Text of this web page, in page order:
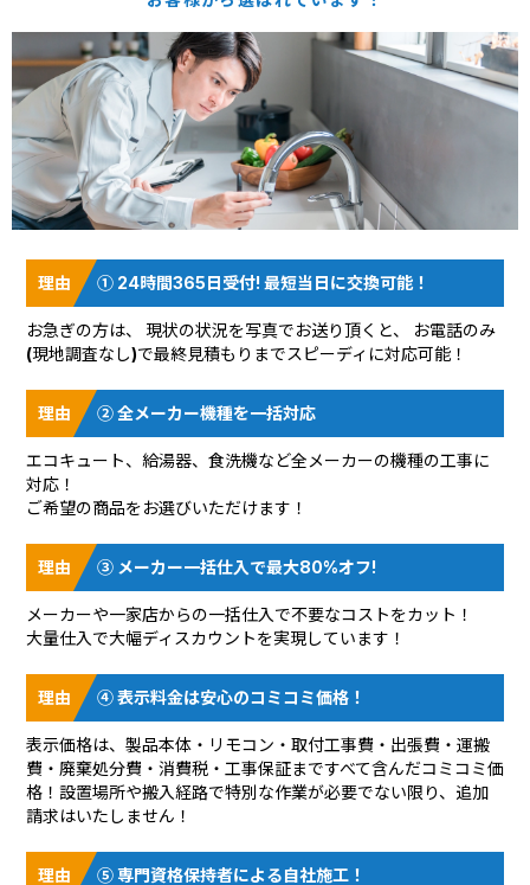
① 24時間365日受付! 最短当日に交換可能！
お急ぎの方は、 現状の状況を写真でお送り頂く と、 お電話のみ
(現地調査なし)で最終見積もりまでスピーディに対応可能！
② 全メーカー機種を一括対応
エコキュート、給湯器、食洗機など全メーカーの機種の工事に
対応！
ご希望の商品をお選びいただけます！
③ メーカー一括仕入で最大80%オフ!
メーカーや一家店からの一括仕入で不要なコストをカット！
大量仕入で大幅ディスカウントを実現しています！
④ 表示料金は安心のコミコミ価格！
表示価格は、製品本体・リモコン・取付工事費・出張費・運搬
費・廃棄処分費・消費税・工事保証まですべて含んだコミコミ価
格！設置場所や搬入経路で特別な作業が必要でない限り、追加
請求はいたしません！
⑤ 専門資格保持者による自社施工！